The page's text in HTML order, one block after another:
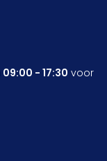
09:00 - 17:30 voor